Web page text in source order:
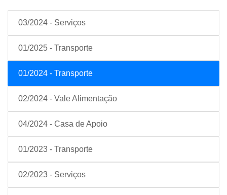
03/2024 - Serviços
01/2025 - Transporte
01/2024 - Transporte
02/2024 - Vale Alimentação
04/2024 - Casa de Apoio
01/2023 - Transporte
02/2023 - Serviços